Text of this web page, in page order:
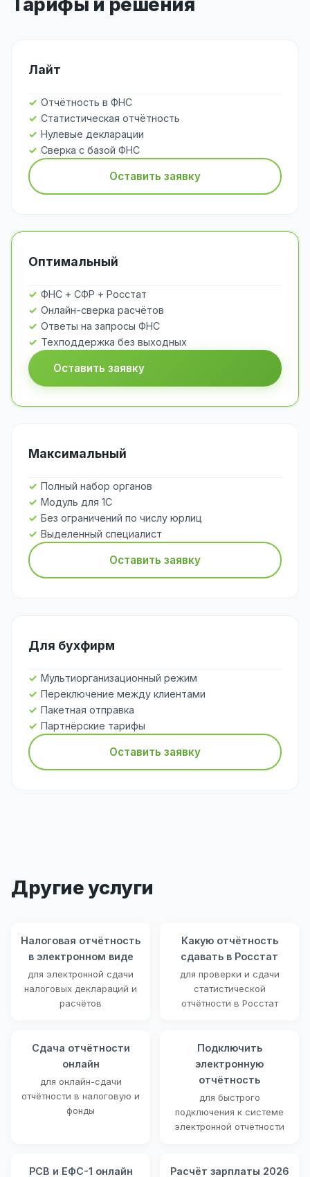
Лайт
Отчётность в ФНС
Статистическая отчётность
Нулевые декларации
Сверка с базой ФНС
Оставить заявку
Оптимальный
ФНС + СФР + Росстат
Онлайн-сверка расчётов
Ответы на запросы ФНС
Техподдержка без выходных
Оставить заявку
Максимальный
Полный набор органов
Модуль для 1С
Без ограничений по числу юрлиц
Выделенный специалист
Оставить заявку
Для бухфирм
Мультиорганизационный режим
Переключение между клиентами
Пакетная отправка
Партнёрские тарифы
Оставить заявку
Другие услуги
Налоговая отчётность
в электронном виде
для электронной сдачи
налоговых деклараций и
расчётов
Какую отчётность
сдавать в Росстат
для проверки и сдачи
статистической
отчётности в Росстат
Сдача отчётности
онлайн
для онлайн-сдачи
отчётности в налоговую и
фонды
Подключить
электронную
отчётность
для быстрого
подключения к системе
электронной отчётности
РСВ и ЕФС-1 онлайн Расчёт зарплаты 2026